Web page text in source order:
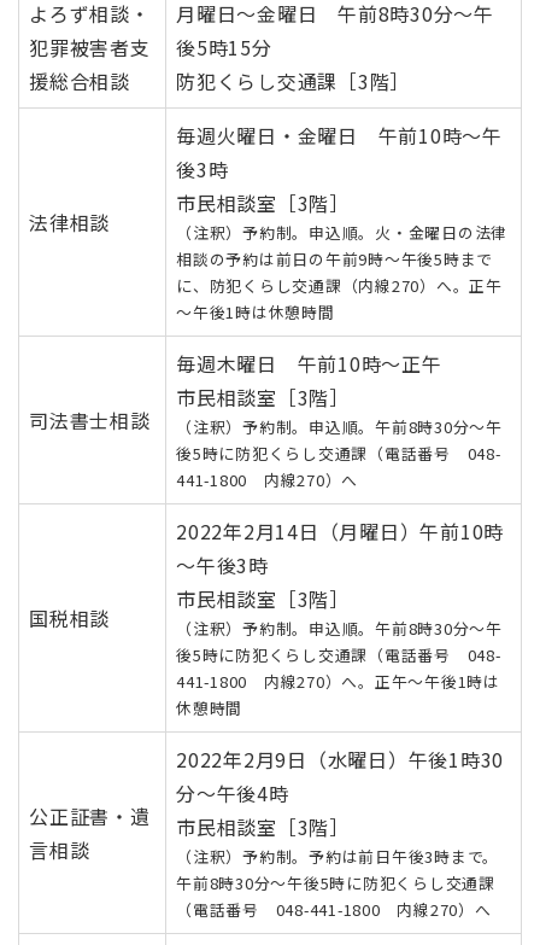
よろず相談・
犯罪被害者支
援総合相談
月曜日～金曜日 午前8時30分～午
後5時15分
防犯くらし交通課［3階］
法律相談
毎週火曜日・金曜日 午前10時～午
後3時
市民相談室［3階］
（注釈）予約制。申込順。火・金曜日の法律
相談の予約は前日の午前9時～午後5時まで
に、防犯くらし交通課（内線270）へ。正午
～午後1時は休憩時間
司法書士相談
毎週木曜日 午前10時～正午
市民相談室［3階］
（注釈）予約制。申込順。午前8時30分～午
後5時に防犯くらし交通課（電話番号 048-
441-1800 内線270）へ
国税相談
2022年2月14日（月曜日）午前10時
～午後3時
市民相談室［3階］
（注釈）予約制。申込順。午前8時30分～午
後5時に防犯くらし交通課（電話番号 048-
441-1800 内線270）へ。正午～午後1時は
休憩時間
公正証書・遺
言相談
2022年2月9日（水曜日）午後1時30
分～午後4時
市民相談室［3階］
（注釈）予約制。予約は前日午後3時まで。
午前8時30分～午後5時に防犯くらし交通課
（電話番号 048-441-1800 内線270）へ